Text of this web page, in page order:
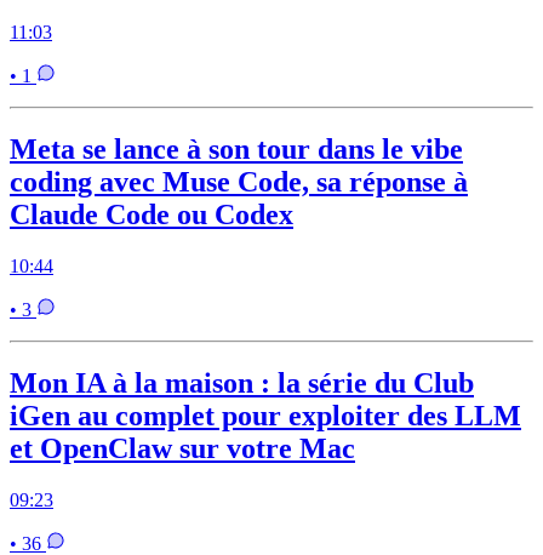
11:03
• 1
Meta se lance à son tour dans le vibe
coding avec Muse Code, sa réponse à
Claude Code ou Codex
10:44
• 3
Mon IA à la maison : la série du Club
iGen au complet pour exploiter des LLM
et OpenClaw sur votre Mac
09:23
• 36